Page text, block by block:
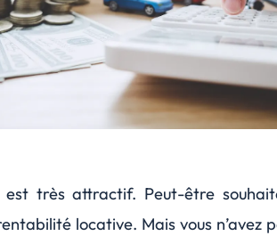
très attractif. Peut-être
locative. Mais vous